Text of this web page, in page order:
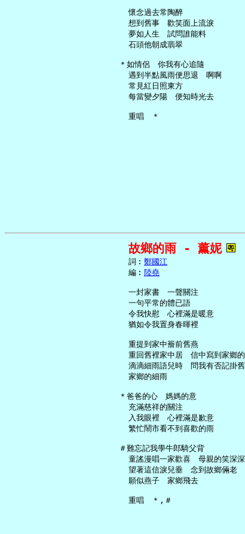
     懷念過去常陶醉
     想到舊事　歡笑面上流淚
     夢如人生　試問誰能料
     石頭他朝成翡翠
   ＊如情侶　你我有心追隨
     遇到半點風雨便思退　啊啊
     常見紅日照東方
     每當變夕陽　便知時光去
故鄉的雨 - 薰妮
     詞︰
鄭國江
     編︰
陸堯
     一封家書　一聲關注
     一句平常的體已語
     令我快慰　心裡滿是暖意
     猶如令我置身春暉裡
     重提到家中簷前舊燕
重回舊裡家中居　信中寫到家鄉
滴滴細雨語兒時　問我有否記掛
     家鄉的細雨
   ＊爸爸的心　媽媽的意
     充滿慈祥的關注
     入我眼裡　心裡滿是歉意
     繁忙鬧市看不到喜歡的雨
   ＃難忘記我學牛郎騎父背
童謠漫唱一家歡喜　母親的笑深
     望著這信淚兒垂　念到故鄉倆老
     願似燕子　家鄉飛去